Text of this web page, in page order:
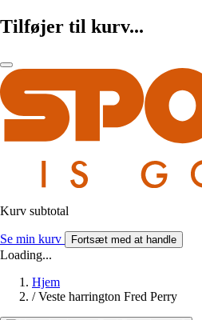
Tilføjer til kurv...
Kurv subtotal
Se min kurv Fortsæt med at handle
Loading...
Hjem
/ Veste harrington Fred Perry